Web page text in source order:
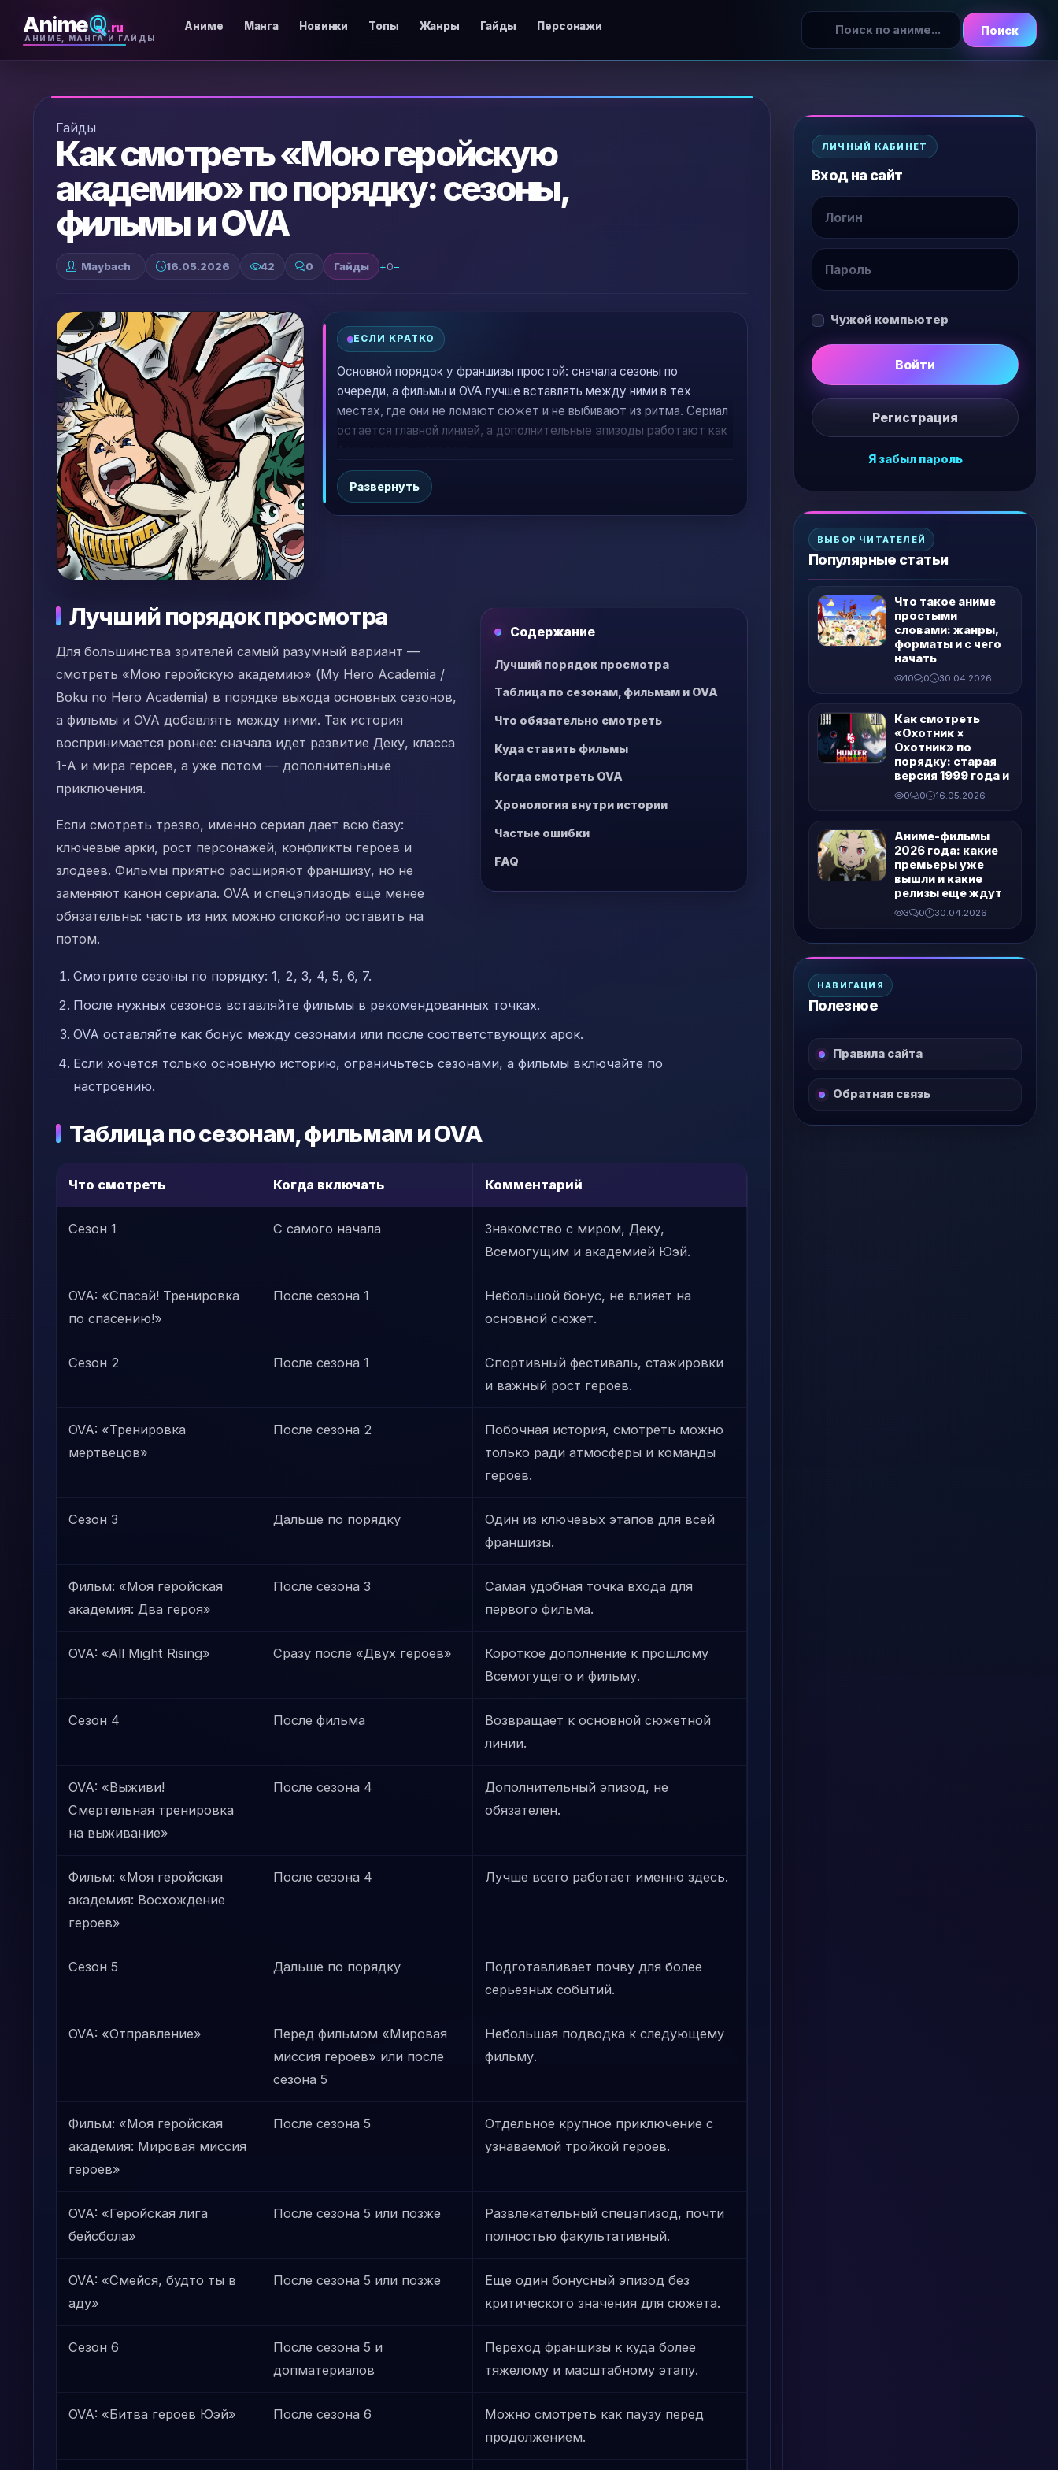
AnimeQ .ru
АНИМЕ, МАНГА И ГАЙДЫ
Аниме Манга Новинки Топы Жанры Гайды Персонажи Поиск
Гайды
Как смотреть «Мою геройскую
академию» по порядку: сезоны,
фильмы и OVA
Maybach 16.05.2026 42 0 Гайды +0−
ЕСЛИ КРАТКО
Основной порядок у франшизы простой: сначала сезоны по
очереди, а фильмы и OVA лучше вставлять между ними в тех
местах, где они не ломают сюжет и не выбивают из ритма. Сериал
остается главной линией, а дополнительные эпизоды работают как
Развернуть
Содержание
Лучший порядок просмотра
Таблица по сезонам, фильмам и OVA
Что обязательно смотреть
Куда ставить фильмы
Когда смотреть OVA
Хронология внутри истории
Частые ошибки
FAQ
Лучший порядок просмотра
Для большинства зрителей самый разумный вариант —
смотреть «Мою геройскую академию» (My Hero Academia /
Boku no Hero Academia) в порядке выхода основных сезонов,
а фильмы и OVA добавлять между ними. Так история
воспринимается ровнее: сначала идет развитие Деку, класса
1-А и мира героев, а уже потом — дополнительные
приключения.
Если смотреть трезво, именно сериал дает всю базу:
ключевые арки, рост персонажей, конфликты героев и
злодеев. Фильмы приятно расширяют франшизу, но не
заменяют канон сериала. OVA и спецэпизоды еще менее
обязательны: часть из них можно спокойно оставить на
потом.
Смотрите сезоны по порядку: 1, 2, 3, 4, 5, 6, 7.
После нужных сезонов вставляйте фильмы в рекомендованных точках.
OVA оставляйте как бонус между сезонами или после соответствующих арок.
Если хочется только основную историю, ограничьтесь сезонами, а фильмы включайте по
настроению.
Таблица по сезонам, фильмам и OVA
Что смотреть Когда включать Комментарий
Сезон 1 С самого начала
Знакомство с миром, Деку,
Всемогущим и академией Юэй.
OVA: «Спасай! Тренировка
по спасению!»
После сезона 1
Небольшой бонус, не влияет на
основной сюжет.
Сезон 2 После сезона 1
Спортивный фестиваль, стажировки
и важный рост героев.
OVA: «Тренировка
мертвецов»
После сезона 2
Побочная история, смотреть можно
только ради атмосферы и команды
героев.
Сезон 3 Дальше по порядку
Один из ключевых этапов для всей
франшизы.
Фильм: «Моя геройская
академия: Два героя»
После сезона 3
Самая удобная точка входа для
первого фильма.
OVA: «All Might Rising» Сразу после «Двух героев»
Короткое дополнение к прошлому
Всемогущего и фильму.
Сезон 4 После фильма
Возвращает к основной сюжетной
линии.
OVA: «Выживи!
Смертельная тренировка
на выживание»
После сезона 4
Дополнительный эпизод, не
обязателен.
Фильм: «Моя геройская
академия: Восхождение
героев»
После сезона 4 Лучше всего работает именно здесь.
Сезон 5 Дальше по порядку
Подготавливает почву для более
серьезных событий.
OVA: «Отправление»
Перед фильмом «Мировая
миссия героев» или после
сезона 5
Небольшая подводка к следующему
фильму.
Фильм: «Моя геройская
академия: Мировая миссия
героев»
После сезона 5
Отдельное крупное приключение с
узнаваемой тройкой героев.
OVA: «Геройская лига
бейсбола»
После сезона 5 или позже
Развлекательный спецэпизод, почти
полностью факультативный.
OVA: «Смейся, будто ты в
аду»
После сезона 5 или позже
Еще один бонусный эпизод без
критического значения для сюжета.
Сезон 6
После сезона 5 и
допматериалов
Переход франшизы к куда более
тяжелому и масштабному этапу.
OVA: «Битва героев Юэй» После сезона 6
Можно смотреть как паузу перед
продолжением.
ЛИЧНЫЙ КАБИНЕТ
Вход на сайт
Чужой компьютер
Войти
Регистрация
Я забыл пароль
ВЫБОР ЧИТАТЕЛЕЙ
Популярные статьи
Что такое аниме
простыми
словами: жанры,
форматы и с чего
начать
10 0 30.04.2026
Как смотреть
«Охотник ×
Охотник» по
порядку: старая
версия 1999 года и
0 0 16.05.2026
Аниме-фильмы
2026 года: какие
премьеры уже
вышли и какие
релизы еще ждут
3 0 30.04.2026
НАВИГАЦИЯ
Полезное
Правила сайта
Обратная связь